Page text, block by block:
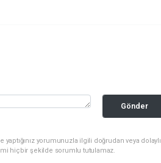
Gönder
yorumunuzla ilgili doğrudan veya dolaylı
hiçbir şekilde sorumlu tutulamaz.